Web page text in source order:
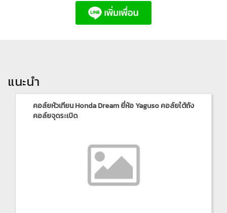
แนะนำ
คอล์ยหัวเทียน Honda Dream ยี่ห้อ Yaguso คอล์ยใต้ถัง
คอล์ยจุดระเบิด